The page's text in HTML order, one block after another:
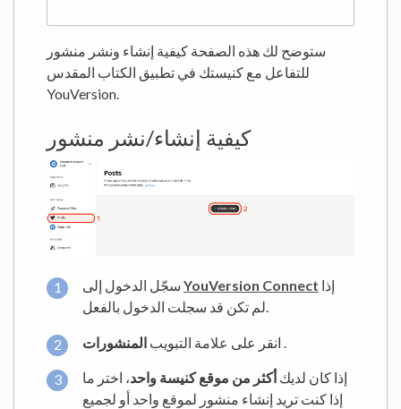
ستوضح لك هذه الصفحة كيفية إنشاء ونشر منشور
للتفاعل مع كنيستك في تطبيق الكتاب المقدس
YouVersion.
كيفية إنشاء/نشر منشور
YouVersion Connect
لم تكن قد سجلت الدخول بالفعل.
انقر على علامة التبويب المنشورات
إذا كان لديكأكثر من موقع كنيسة واحد، اختر ما
إذا كنت تريد إنشاء منشور لموقع واحد أو لجميع